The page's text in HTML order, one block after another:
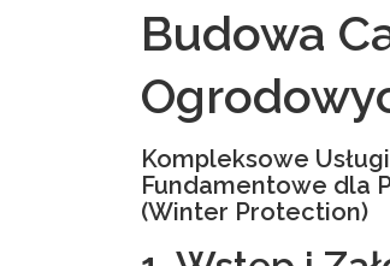
Budowa
Kompleksowe
Fundamentowe dla
(Winter Protection)